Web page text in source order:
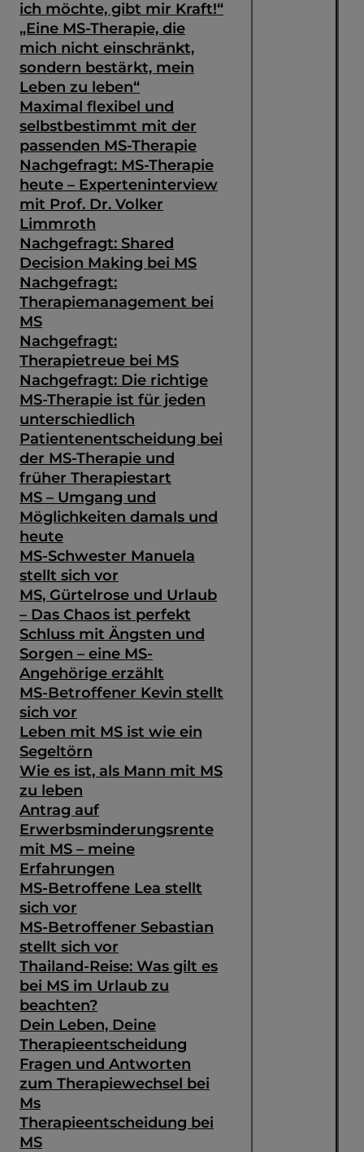
ich möchte, gibt mir Kraft!“
„Eine MS-Therapie, die
mich nicht einschränkt,
sondern bestärkt, mein
Leben zu leben“
Maximal flexibel und
selbstbestimmt mit der
passenden MS-Therapie
Nachgefragt: MS-Therapie
heute – Experteninterview
mit Prof. Dr. Volker
Limmroth
Nachgefragt: Shared
Decision Making bei MS
Nachgefragt:
Therapiemanagement bei
MS
Nachgefragt:
Therapietreue bei MS
Nachgefragt: Die richtige
MS-Therapie ist für jeden
unterschiedlich
Patientenentscheidung bei
der MS-Therapie und
früher Therapiestart
MS – Umgang und
Möglichkeiten damals und
heute
MS-Schwester Manuela
stellt sich vor
MS, Gürtelrose und Urlaub
– Das Chaos ist perfekt
Schluss mit Ängsten und
Sorgen – eine MS-
Angehörige erzählt
MS-Betroffener Kevin stellt
sich vor
Leben mit MS ist wie ein
Segeltörn
Wie es ist, als Mann mit MS
zu leben
Antrag auf
Erwerbsminderungsrente
mit MS – meine
Erfahrungen
MS-Betroffene Lea stellt
sich vor
MS-Betroffener Sebastian
stellt sich vor
Thailand-Reise: Was gilt es
bei MS im Urlaub zu
beachten?
Dein Leben, Deine
Therapieentscheidung
Fragen und Antworten
zum Therapiewechsel bei
Ms
Therapieentscheidung bei
MS